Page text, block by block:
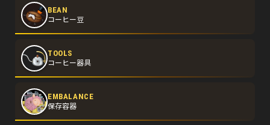
BEAN
コーヒー豆
TOOLS
コーヒー器具
EMBALANCE
保存容器